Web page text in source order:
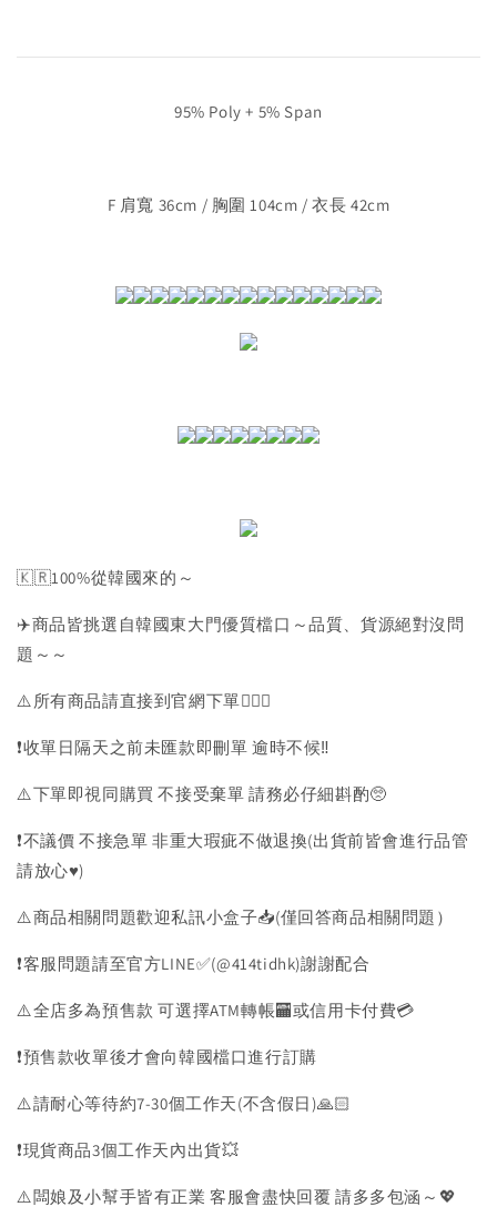
95% Poly + 5% Span
F 肩寬 36cm / 胸圍 104cm / 衣長 42cm
🇰🇷100%從韓國來的～
✈️商品皆挑選自韓國東大門優質檔口～品質、貨源絕對沒問
題～～
⚠️所有商品請直接到官網下單💁🏻‍♀️
❗️收單日隔天之前未匯款即刪單 逾時不候‼️
⚠️下單即視同購買 不接受棄單 請務必仔細斟酌🥺
❗️不議價 不接急單 非重大瑕疵不做退換(出貨前皆會進行品管
請放心♥️)
⚠️商品相關問題歡迎私訊小盒子📥(僅回答商品相關問題）
❗️客服問題請至官方LINE✅(@414tidhk)謝謝配合
⚠️全店多為預售款 可選擇ATM轉帳🏧或信用卡付費💳
❗️預售款收單後才會向韓國檔口進行訂購
⚠️請耐心等待約7-30個工作天(不含假日)🙏🏻
❗️現貨商品3個工作天內出貨💥
⚠️闆娘及小幫手皆有正業 客服會盡快回覆 請多多包涵～💖